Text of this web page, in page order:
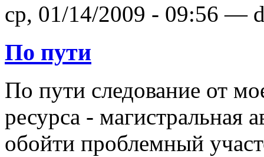
ср, 01/14/2009 - 09:56 —
По пути
По пути следование от
ресурса - магистральная
обойти проблемный